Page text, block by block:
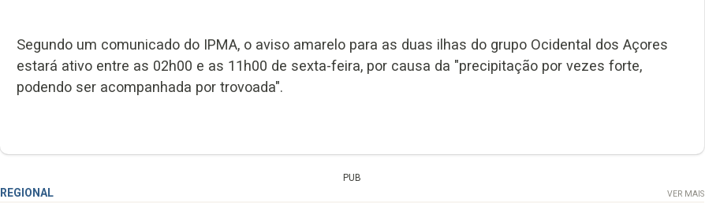
Segundo um comunicado do IPMA, o aviso amarelo para as duas ilhas do grupo Ocidental dos Açores
estará ativo entre as 02h00 e as 11h00 de sexta-feira, por causa da "precipitação por vezes forte,
podendo ser acompanhada por trovoada".
PUB
REGIONAL VER MAIS